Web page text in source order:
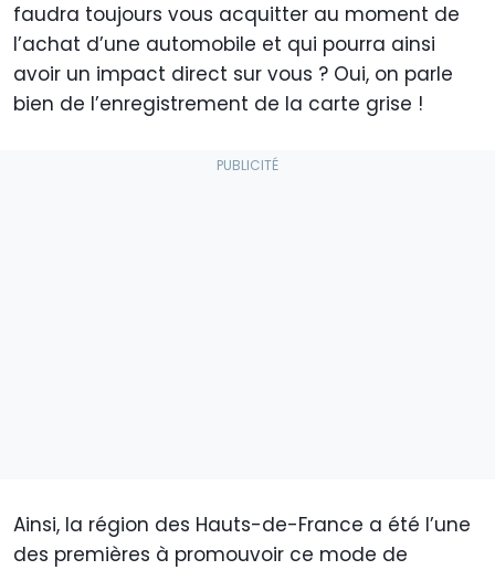
faudra toujours vous acquitter au moment de
l’achat d’une automobile et qui pourra ainsi
avoir un impact direct sur vous ? Oui, on parle
bien de l’enregistrement de la carte grise !
Ainsi, la région des Hauts-de-France a été l’une
des premières à promouvoir ce mode de